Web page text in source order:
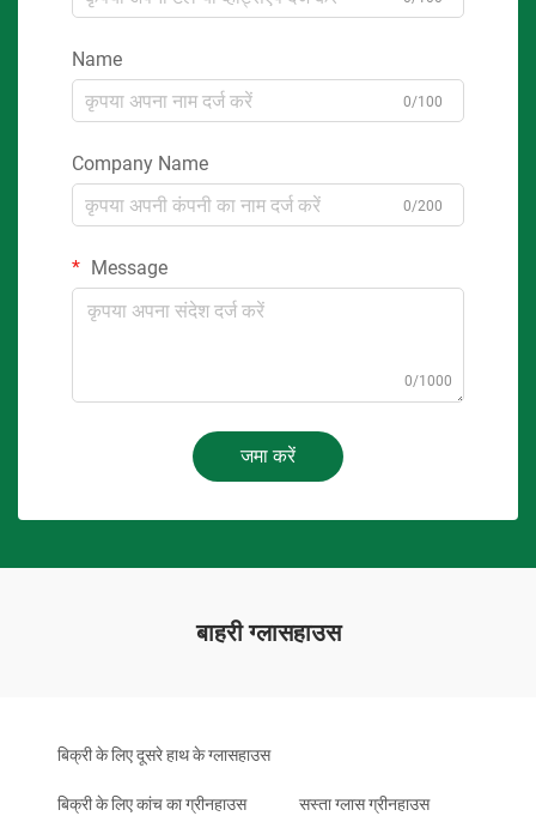
Name
0/100
Company Name
0/200
Message
0/1000
जमा करें
बाहरी ग्लासहाउस
बिक्री के लिए दूसरे हाथ के ग्लासहाउस
बिक्री के लिए कांच का ग्रीनहाउस सस्ता ग्लास ग्रीनहाउस